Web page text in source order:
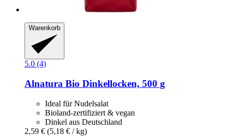
Warenkorb
5.0 (4)
Alnatura Bio Dinkellocken, 500 g
Ideal für Nudelsalat
Bioland-zertifiziert & vegan
Dinkel aus Deutschland
2,59 € (5,18 € / kg)